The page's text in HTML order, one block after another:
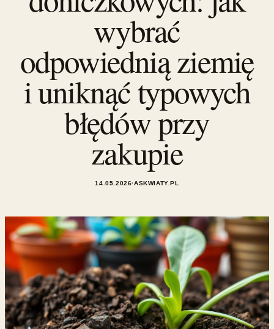
wybrać
odpowiednią ziemię
i uniknąć typowych
błędów przy
zakupie
14.05.2026·ASKWIATY.PL